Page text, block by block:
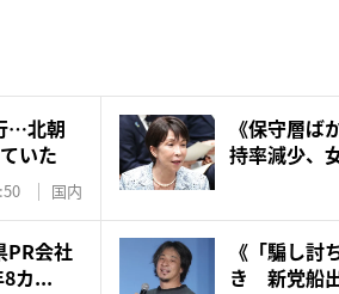
…北朝
いた
国内
《保守層ば
持率減少、
PR会社
カ...
《「騙し
き 新党船